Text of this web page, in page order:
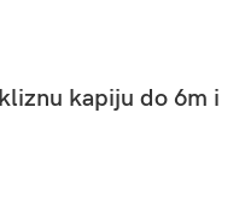
kapiju do 6m i